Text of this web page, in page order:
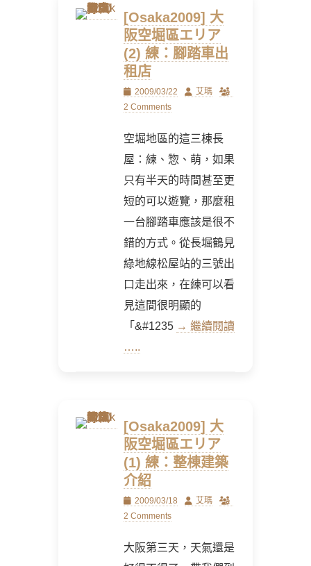
[Osaka2009] 大
阪空堀區エリア
(2) 練：腳踏車出
租店
Posted
on
2009/03/22 Author
艾瑪
2 Comments
空堀地區的這三棟長
屋：練、惣、萌，如果
只有半天的時間甚至更
短的可以遊覽，那麼租
一台腳踏車應該是很不
錯的方式。從長堀鶴見
綠地線松屋站的三號出
口走出來，在練可以看
見這間很明顯的
「&#1235 → 繼續閱讀
…..
[Osaka2009] 大
阪空堀區エリア
(1) 練：整棟建築
介紹
Posted
on
2009/03/18 Author
艾瑪
2 Comments
大阪第三天，天氣還是